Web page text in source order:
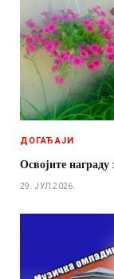
ДОГАЂАЈИ
Освојите
29. ЈУЛ 2026.